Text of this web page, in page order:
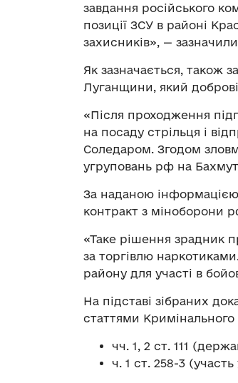
завдання російського
позиції ЗСУ в районі
захисників», —
Як зазначається, також
Луганщини, який
«Після проходження
на посаду стрільця і
Соледаром. Згодом
угруповань рф на
За наданою
контракт з міноборони
«Таке рішення зрадник
за торгівлю
району для участі в
На підставі зібраних
статтями Кримінального
чч. 1, 2 ст. 111
ч. 1 ст. 258-3